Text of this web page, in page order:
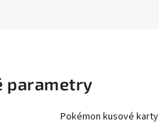
parametry
Pokémon kusové karty